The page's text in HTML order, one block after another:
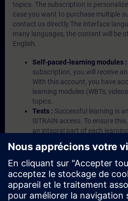
topics. The subscription is
case you want to purchase multiple
contact us directly.The interface
many languages, the content will be
English.
Self-paced-learning modules :
subscription, you will receive
With this account, you have
learning modules (WBTs,
topics.
Tests : Successful learning is
SITRAIN access. To ensure
an integral part of each
based environment with pre-
Portal etc.) In your first
(2) hours for VE Lab are
Expert Talks :In regular
hand information from our
products.